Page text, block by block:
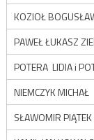
KOZIOŁ
PAWEŁ ŁUKASZ
POTERA LIDIA i
NIEMCZYK MICHAŁ
SŁAWOMIR PIĄTEK